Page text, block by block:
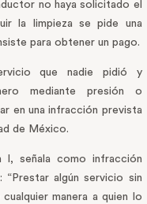
no haya solicitado el
la limpieza se pide una
para obtener un pago.
que nadie pidió y
mediante presión o
en una infracción prevista
de México.
I, señala como infracción
“Prestar algún servicio sin
manera a quien lo